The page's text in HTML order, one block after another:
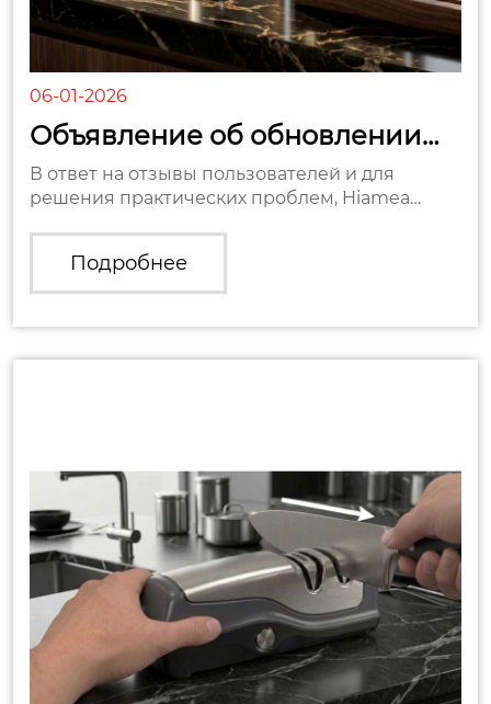
06-01-2026
Объявление об обновлении
продукта | Оптимизиров...
В ответ на отзывы пользователей и для
решения практических проблем, Hiamea
Подробнее